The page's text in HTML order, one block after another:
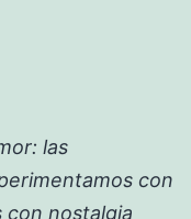
las
con
con nostalgia